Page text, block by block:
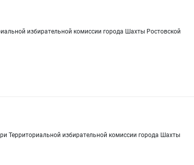
избирательной комиссии города Шахты Ростовской
Территориальной избирательной комиссии города Шахты